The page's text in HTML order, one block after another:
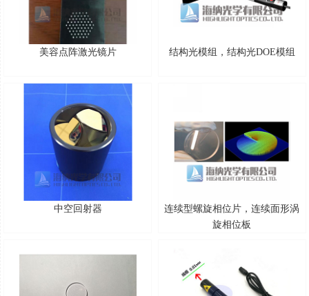
美容点阵激光镜片 结构光模组，结构光DOE模组
中空回射器
连续型螺旋相位片，连续面形涡
旋相位板